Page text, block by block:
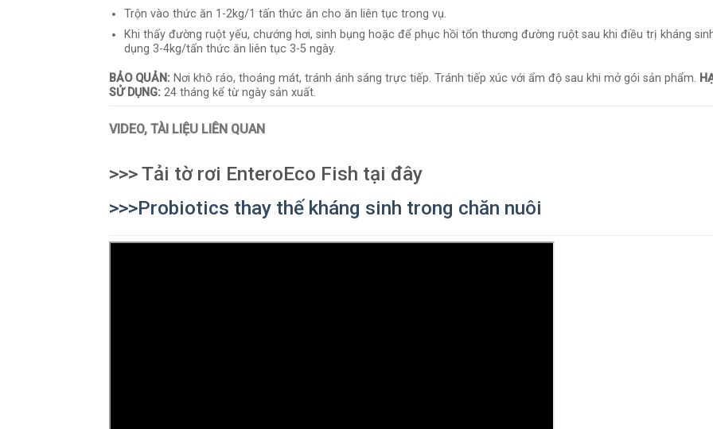
Trộn vào thức ăn 1-2kg/1 tấn thức ăn cho ăn liên tục trong vụ.
Khi thấy đường ruột yếu, chướng hơi, sinh bụng hoặc để phục hồi tổn thương đường ruột sau khi điều trị kháng
dụng 3-4kg/tấn thức ăn liên tục 3-5 ngày.
BẢO QUẢN: Nơi khô ráo, thoáng mát, tránh ánh sáng trực tiếp. Tránh tiếp xúc với ẩm độ sau khi mở gói sản phẩm.
SỬ DỤNG: 24 tháng kể từ ngày sản xuất.
VIDEO, TÀI LIỆU LIÊN QUAN
>>> Tải tờ rơi EnteroEco Fish tại đây
>>>Probiotics thay thế kháng sinh trong chăn nuôi